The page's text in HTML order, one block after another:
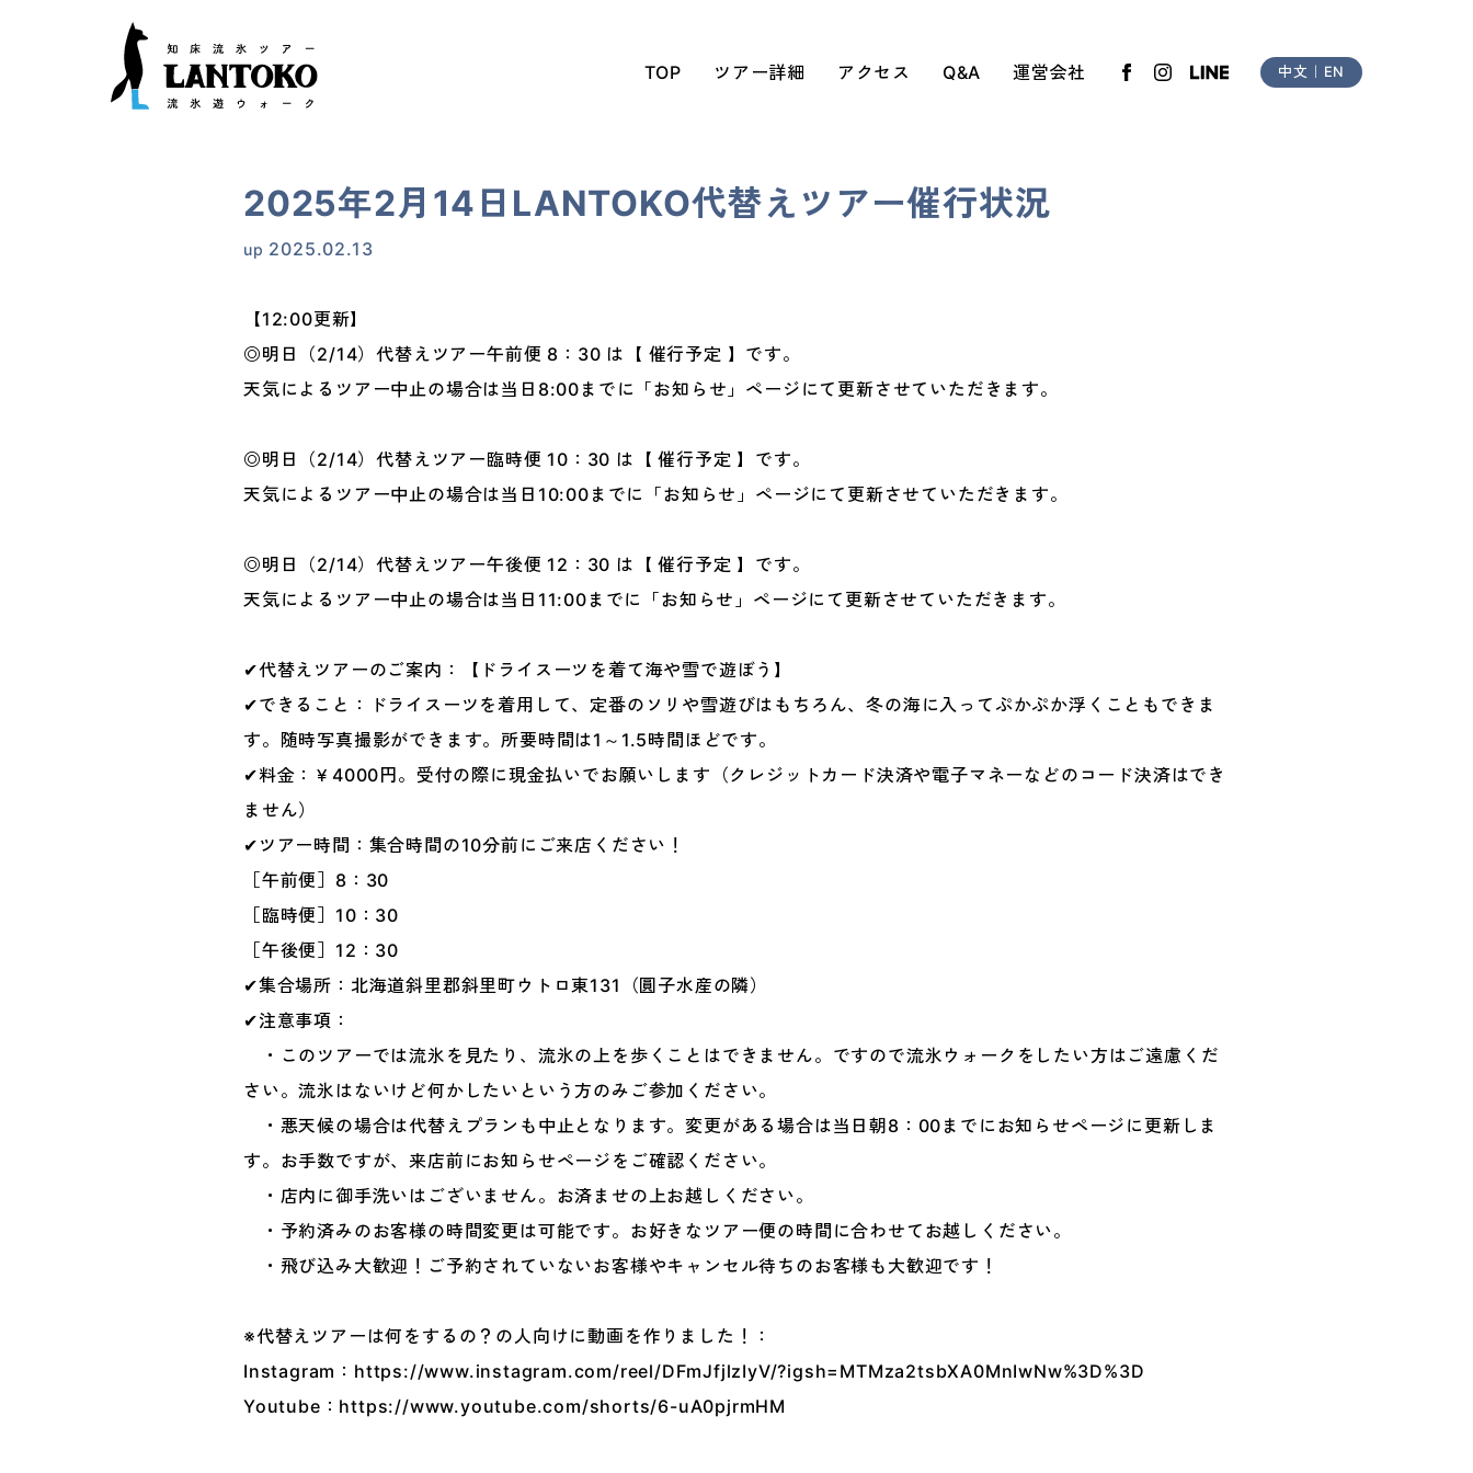
TOP ツアー詳細 アクセス Q&A 運営会社 中文 EN
2025年2月14日LANTOKO代替えツアー催行状況
up 2025.02.13
【12:00更新】
◎明日（2/14）代替えツアー午前便 8：30 は【 催行予定 】です。
天気によるツアー中止の場合は当日8:00までに「お知らせ」ページにて更新させていただきます。
◎明日（2/14）代替えツアー臨時便 10：30 は【 催行予定 】です。
天気によるツアー中止の場合は当日10:00までに「お知らせ」ページにて更新させていただきます。
◎明日（2/14）代替えツアー午後便 12：30 は【 催行予定 】です。
天気によるツアー中止の場合は当日11:00までに「お知らせ」ページにて更新させていただきます。
✔代替えツアーのご案内：【ドライスーツを着て海や雪で遊ぼう】
✔できること：ドライスーツを着用して、定番のソリや雪遊びはもちろん、冬の海に入ってぷかぷか浮くこともできま
す。随時写真撮影ができます。所要時間は1～1.5時間ほどです。
✔料金：￥4000円。受付の際に現金払いでお願いします（クレジットカード決済や電子マネーなどのコード決済はでき
ません）
✔ツアー時間：集合時間の10分前にご来店ください！
［午前便］8：30
［臨時便］10：30
［午後便］12：30
✔集合場所：北海道斜里郡斜里町ウトロ東131（圓子水産の隣）
✔注意事項：
・このツアーでは流氷を見たり、流氷の上を歩くことはできません。ですので流氷ウォークをしたい方はご遠慮くだ
さい。流氷はないけど何かしたいという方のみご参加ください。
・悪天候の場合は代替えプランも中止となります。変更がある場合は当日朝8：00までにお知らせページに更新しま
す。お手数ですが、来店前にお知らせページをご確認ください。
・店内に御手洗いはございません。お済ませの上お越しください。
・予約済みのお客様の時間変更は可能です。お好きなツアー便の時間に合わせてお越しください。
・飛び込み大歓迎！ご予約されていないお客様やキャンセル待ちのお客様も大歓迎です！
※代替えツアーは何をするの？の人向けに動画を作りました！：
Instagram： https://www.instagram.com/reel/DFmJfjlzIyV/?igsh=MTMza2tsbXA0MnIwNw%3D%3D
Youtube： https://www.youtube.com/shorts/6-uA0pjrmHM